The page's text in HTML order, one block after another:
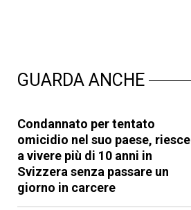
GUARDA ANCHE
Condannato per tentato
omicidio nel suo paese, riesce
a vivere più di 10 anni in
Svizzera senza passare un
giorno in carcere